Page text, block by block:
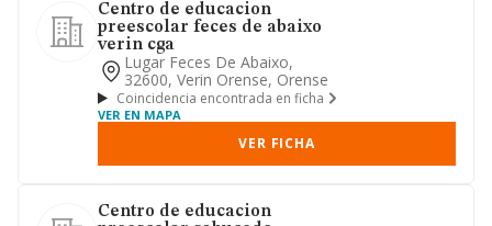
Centro de educacion
preescolar feces de abaixo
verin cga
Lugar Feces De Abaixo,
32600, Verin Orense, Orense
Coincidencia encontrada en ficha
VER EN MAPA
VER FICHA
Centro de educacion